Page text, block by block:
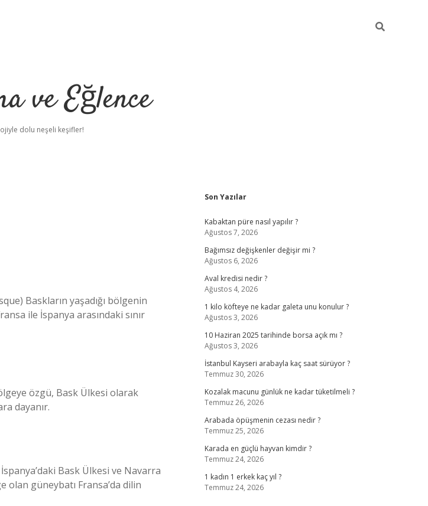
ve Eğlence
dolu neşeli keşifler!
Baskların yaşadığı bölgenin
ile İspanya arasındaki sınır
özgü, Bask Ülkesi olarak
dayanır.
Bask Ülkesi ve Navarra
güneybatı Fransa’da dilin
Sidebar
Son Yazılar
Kabaktan püre nasıl yapılır ?
Ağustos 7, 2026
Bağımsız değişkenler değişir mi ?
Ağustos 6, 2026
Aval kredisi nedir ?
Ağustos 4, 2026
1 kilo köfteye ne kadar galeta unu konulur ?
Ağustos 3, 2026
10 Haziran 2025 tarihinde borsa açık mı ?
Ağustos 3, 2026
İstanbul Kayseri arabayla kaç saat sürüyor ?
Temmuz 30, 2026
Kozalak macunu günlük ne kadar tüketilmeli ?
Temmuz 26, 2026
Arabada öpüşmenin cezası nedir ?
Temmuz 25, 2026
Karada en güçlü hayvan kimdir ?
Temmuz 24, 2026
1 kadın 1 erkek kaç yıl ?
Temmuz 24, 2026